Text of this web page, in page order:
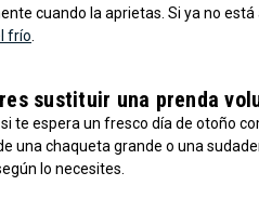
cuando la aprietas. Si ya no
frío
sustituir una prenda
te espera un fresco día de otoño
una chaqueta grande o una
lo necesites.